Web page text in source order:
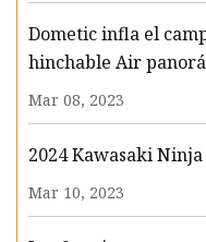
Dometic infla el
hinchable Air
Mar 08, 2023
2024 Kawasaki Ninja
Mar 10, 2023